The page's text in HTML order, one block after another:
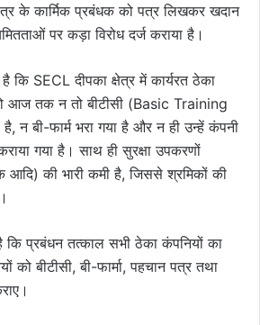
के कार्मिक प्रबंधक को पत्र लिखकर खदान
पर कड़ा विरोध दर्ज कराया है।
कि SECL दीपका क्षेत्र में कार्यरत ठेका
आज तक न तो बीटीसी (Basic Training
न बी-फार्म भरा गया है और न ही उन्हें कंपनी
गया है। साथ ही सुरक्षा उपकरणों
की भारी कमी है, जिससे श्रमिकों की
कि प्रबंधन तत्काल सभी ठेका कंपनियों का
को बीटीसी, बी-फार्मा, पहचान पत्र तथा